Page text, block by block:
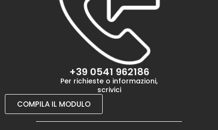
+39 0541 962186
Per richieste o informazioni,
scrivici
COMPILA IL MODULO